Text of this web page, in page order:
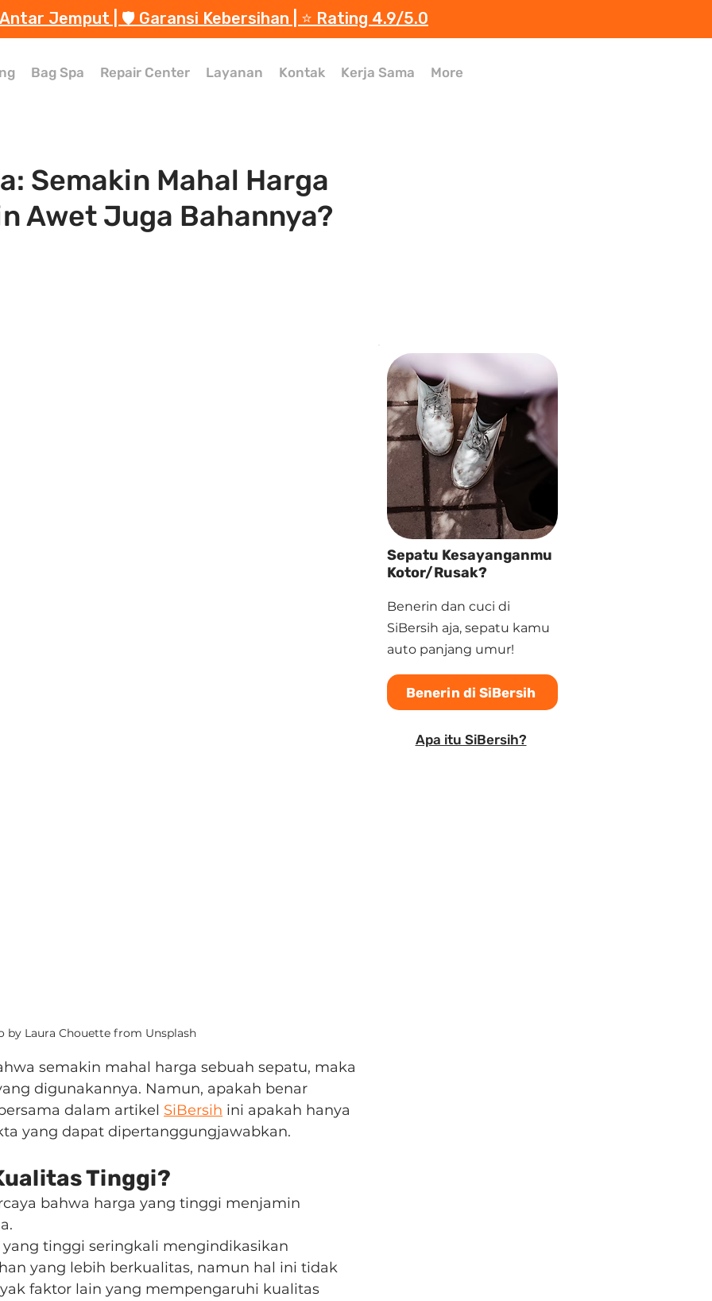
Jemput | 🛡️ Garansi Kebersihan | ⭐️ Rating 4.9/5.0
Bag Spa Repair Center Layanan Kontak Kerja Sama More
Semakin Mahal Harga
Awet Juga Bahannya?
by Laura Chouette from Unsplash
semakin mahal harga sebuah sepatu, maka
digunakannya. Namun, apakah benar
dalam artikel SiBersih ini apakah hanya
yang dapat dipertanggungjawabkan.
Tinggi?
bahwa harga yang tinggi menjamin
yang tinggi seringkali mengindikasikan
yang lebih berkualitas, namun hal ini tidak
faktor lain yang mempengaruhi kualitas
Sepatu Kesayanganmu
Kotor/Rusak?
Benerin dan cuci di
SiBersih aja, sepatu kamu
auto panjang umur!
Benerin di SiBersih
Apa itu SiBersih?